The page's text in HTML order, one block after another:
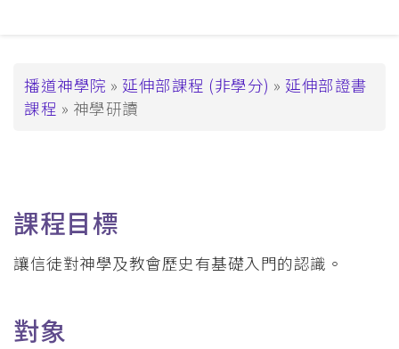
覽
_Tier4
導
航
播道神學院 延伸部課程 (非學分)
延伸部證書
課程
神學研讀
課程目標
讓信徒對神學及教會歷史有基礎入門的認識。
對象